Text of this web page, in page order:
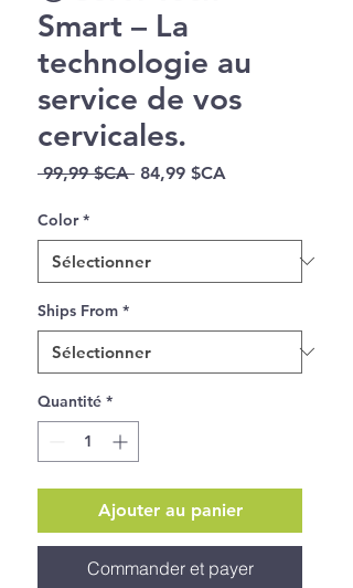
Smart – La
technologie au
service de vos
cervicales.
99,99 $CA Prix
84,99 $CA
Color *
Ships From *
Quantité *
Ajouter au panier
Commander et payer